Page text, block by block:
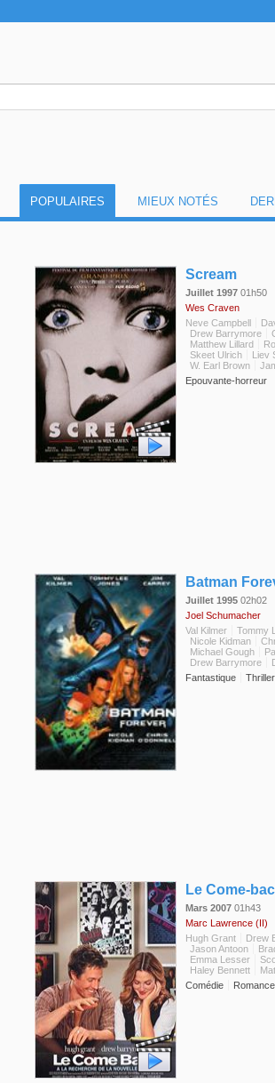
POPULAIRES MIEUX NOTÉS
Scream
Juillet 199701h50
Wes Craven
Neve Campbell
Drew Barrymore
Matthew Lillard
Skeet Ulrich
Liev
W. Earl Brown
Epouvante-horreur
Batman
Juillet 199502h02
Joel Schumacher
Val Kilmer
Tommy
Nicole Kidman
Michael Gough
Drew Barrymore
Fantastique
Thriller
Le Come-
Mars 200701h43
Marc Lawrence (II)
Hugh Grant
Drew
Jason Antoon
Emma Lesser
Haley Bennett
Comédie
Romance